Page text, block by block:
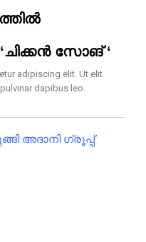
സോങ് ‘
adipiscing elit. Ut elit
dapibus leo.